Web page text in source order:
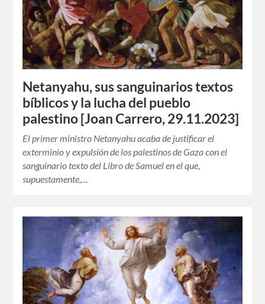
Netanyahu, sus sanguinarios textos
bíblicos y la lucha del pueblo
palestino [Joan Carrero, 29.11.2023]
El primer ministro Netanyahu acaba de justificar el
exterminio y expulsión de los palestinos de Gaza con el
sanguinario texto del Libro de Samuel en el que,
supuestamente,…